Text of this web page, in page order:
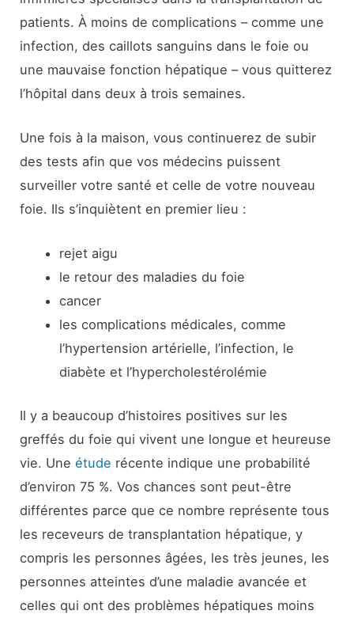
patients. À moins de complications – comme une
infection, des caillots sanguins dans le foie ou
une mauvaise fonction hépatique – vous quitterez
l’hôpital dans deux à trois semaines.
Une fois à la maison, vous continuerez de subir
des tests afin que vos médecins puissent
surveiller votre santé et celle de votre nouveau
foie. Ils s’inquiètent en premier lieu :
rejet aigu
le retour des maladies du foie
cancer
les complications médicales, comme
l’hypertension artérielle, l’infection, le
diabète et l’hypercholestérolémie
Il y a beaucoup d’histoires positives sur les
greffés du foie qui vivent une longue et heureuse
vie. Uneétude récente indique une probabilité
d’environ 75 %. Vos chances sont peut-être
différentes parce que ce nombre représente tous
les receveurs de transplantation hépatique, y
compris les personnes âgées, les très jeunes, les
personnes atteintes d’une maladie avancée et
celles qui ont des problèmes hépatiques moins